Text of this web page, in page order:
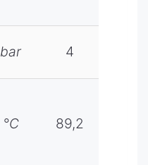
wyświetl
na
bar 4
°C 89,2